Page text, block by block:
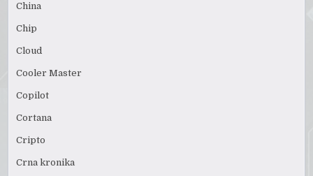
China
Chip
Cloud
Cooler Master
Copilot
Cortana
Cripto
Crna kronika